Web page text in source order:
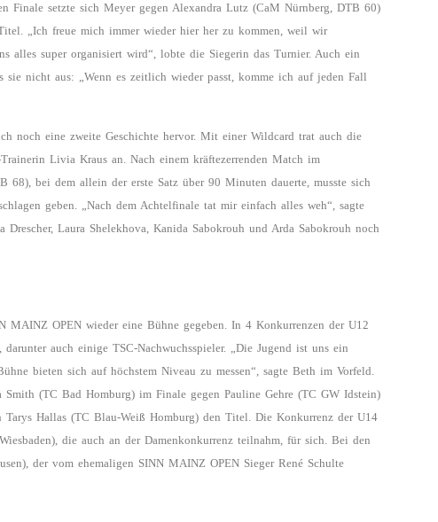
Finale setzte sich Meyer gegen Alexandra Lutz (CaM Nürnberg, DTB 60)
„Ich freue mich immer wieder hier her zu kommen, weil wir
alles super organisiert wird“, lobte die Siegerin das Turnier. Auch ein
nicht aus: „Wenn es zeitlich wieder passt, komme ich auf jeden Fall
noch eine zweite Geschichte hervor. Mit einer Wildcard trat auch die
Livia Kraus an. Nach einem kräftezerrenden Match im
bei dem allein der erste Satz über 90 Minuten dauerte, musste sich
geben. „Nach dem Achtelfinale tat mir einfach alles weh“, sagte
Laura Shelekhova, Kanida Sabokrouh und Arda Sabokrouh noch
MAINZ OPEN wieder eine Bühne gegeben. In 4 Konkurrenzen der U12
auch einige TSC-Nachwuchsspieler. „Die Jugend ist uns ein
bieten sich auf höchstem Niveau zu messen“, sagte Beth im Vorfeld.
(TC Bad Homburg) im Finale gegen Pauline Gehre (TC GW Idstein)
Hallas (TC Blau-Weiß Homburg) den Titel. Die Konkurrenz der U14
die auch an der Damenkonkurrenz teilnahm, für sich. Bei den
der vom ehemaligen SINN MAINZ OPEN Sieger René Schulte